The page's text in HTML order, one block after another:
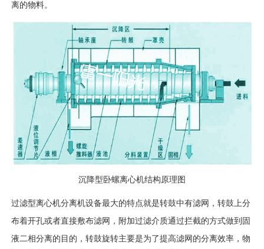
离的物料。
沉降型卧螺离心机结构原理图
过滤型离心机分离机设备最大的特点就是转鼓中有滤网，转鼓上分
布着开孔或者直接敷布滤网，附加过滤介质通过拦截的方式做到固
液二相分离的目的，转鼓旋转主要是为了提高滤网的分离效率，物